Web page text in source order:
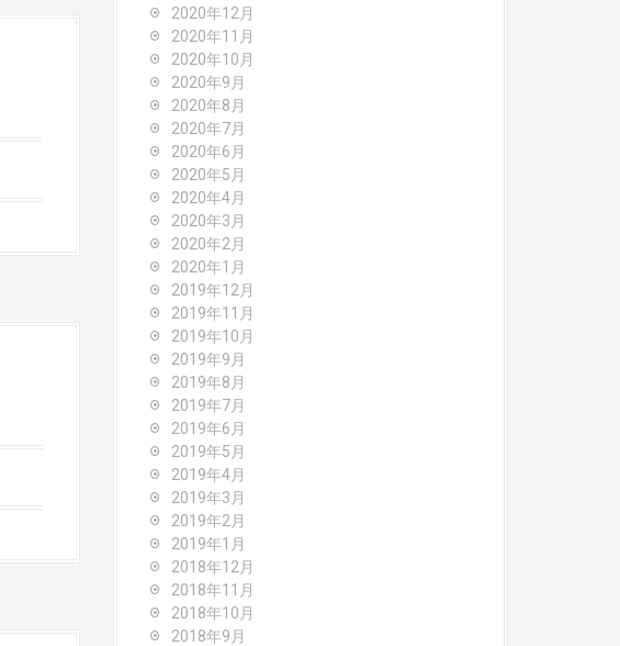
2020年12月
2020年11月
2020年10月
2020年9月
2020年8月
2020年7月
2020年6月
2020年5月
2020年4月
2020年3月
2020年2月
2020年1月
2019年12月
2019年11月
2019年10月
2019年9月
2019年8月
2019年7月
2019年6月
2019年5月
2019年4月
2019年3月
2019年2月
2019年1月
2018年12月
2018年11月
2018年10月
2018年9月